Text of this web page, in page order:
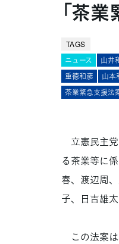
「茶
TAGS
ニュース 山井
重徳和彦
山本
茶業緊急支援法
立憲民主党
る茶業等に
春、渡辺周
子、日吉雄
この法案